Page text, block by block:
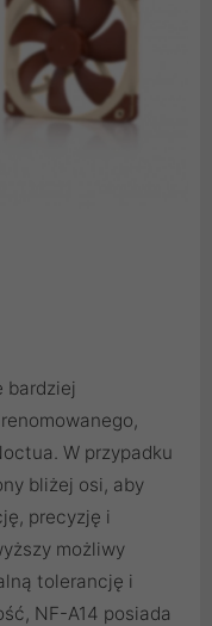
bardziej
W przypadku
bliżej osi, aby
precyzję i
możliwy
tolerancję i
NF-A14 posiada